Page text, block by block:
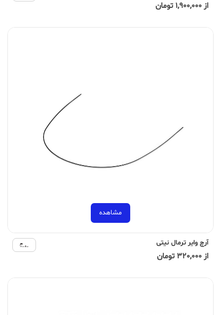
از 1,900,000 تومان
مشاهده
آرچ وایر ترمال نیتی
از 320,000 تومان